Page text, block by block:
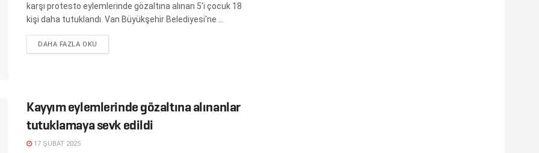
karşı protesto eylemlerinde gözaltına alınan 5'i çocuk 18
kişi daha tutuklandı. Van Büyükşehir Belediyesi'ne ...
DAHA FAZLA OKU
Kayyım eylemlerinde gözaltına alınanlar
tutuklamaya sevk edildi
17 ŞUBAT 2025